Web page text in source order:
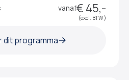
vanaf€ 45,-
(excl. BTW )
dit programma